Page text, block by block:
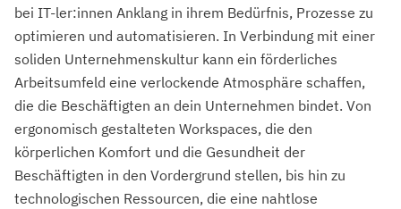
bei IT-ler:innen Anklang in ihrem Bedürfnis, Prozesse zu
optimieren und automatisieren. In Verbindung mit einer
soliden Unternehmenskultur kann ein förderliches
Arbeitsumfeld eine verlockende Atmosphäre schaffen,
die die Beschäftigten an dein Unternehmen bindet. Von
ergonomisch gestalteten Workspaces, die den
körperlichen Komfort und die Gesundheit der
Beschäftigten in den Vordergrund stellen, bis hin zu
technologischen Ressourcen, die eine nahtlose